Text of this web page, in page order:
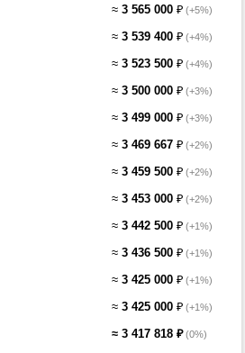
≈ 3 565 000 ₽ (+5%)
≈ 3 539 400 ₽ (+4%)
≈ 3 523 500 ₽ (+4%)
≈ 3 500 000 ₽ (+3%)
≈ 3 499 000 ₽ (+3%)
≈ 3 469 667 ₽ (+2%)
≈ 3 459 500 ₽ (+2%)
≈ 3 453 000 ₽ (+2%)
≈ 3 442 500 ₽ (+1%)
≈ 3 436 500 ₽ (+1%)
≈ 3 425 000 ₽ (+1%)
≈ 3 425 000 ₽ (+1%)
≈ 3 417 818 ₽(0%)